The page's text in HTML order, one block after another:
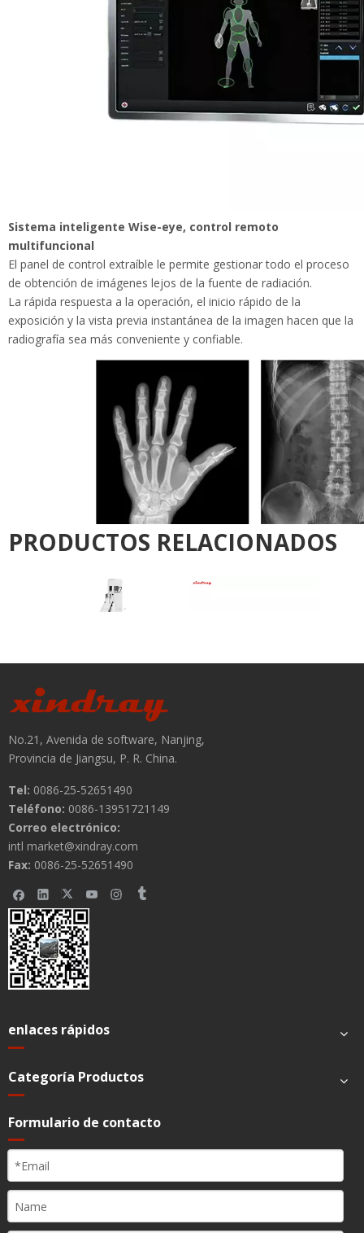
proceso de obtención de imágenes lejos de la fuente de
radiación.
La rápida respuesta a la operación, el inicio rápido de la
exposición y la vista previa instantánea de la imagen hacen
que la radiografía sea más conveniente y confiable.
Anterior:
Siguiente:
Sistema móvil de rayos X digitales
Máquina de rayos X digital móvil
Equipo móvil de rayos X digitales
Buscar
Categorías
Contact us